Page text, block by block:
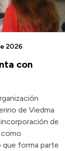
con
2026
de Viedma
de
que forma parte